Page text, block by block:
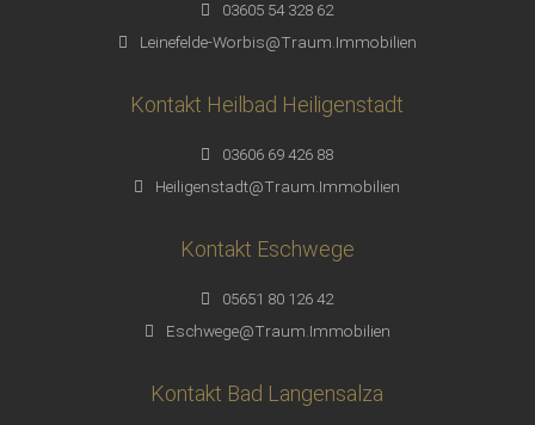
03605 54 328 62
Leinefelde-Worbis@Traum.Immobilien
Kontakt Heilbad Heiligenstadt
03606 69 426 88
Heiligenstadt@Traum.Immobilien
Kontakt Eschwege
05651 80 126 42
Eschwege@Traum.Immobilien
Kontakt Bad Langensalza